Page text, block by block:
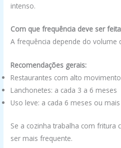
intenso.
Com que frequência deve ser
A frequência depende do volume
Recomendações gerais:
Restaurantes com alto
Lanchonetes: a cada 3 a 6 meses
Uso leve: a cada 6 meses ou mais
Se a cozinha trabalha com fritura
ser mais frequente.